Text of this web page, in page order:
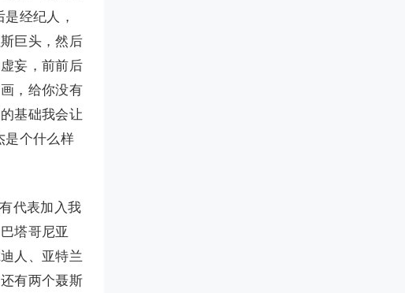
经纪人，
巨头，然后
妄，前前后
，给你没有
基础我会让
是个什么样
代表加入我
塔哥尼亚
人、亚特兰
有两个聂斯